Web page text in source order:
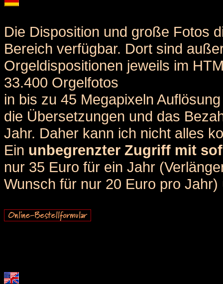
Die Disposition und große Fotos
Bereich verfügbar. Dort sind
Orgeldispositionen jeweils im
33.400 Orgelfotos
in bis zu 45 Megapixeln
die Übersetzungen und das
Jahr. Daher kann ich nicht alles
Ein unbegrenzter Zugriff mit
nur 35 Euro für ein Jahr
Wunsch für nur 20 Euro pro